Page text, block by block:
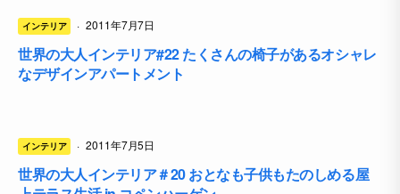
インテリア · 2011年7月7日
世界の大人インテリア#22 たくさんの椅子があるオシャレ
なデザインアパートメント
インテリア · 2011年7月5日
世界の大人インテリア＃20 おとなも子供もたのしめる屋